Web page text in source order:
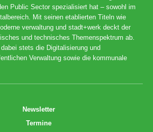
Public Sector spezialisiert hat – sowohl im
Mit seinen etablierten Titeln wie
verwaltung und stadt+werk deckt der
und technisches Themenspektrum ab.
stets die Digitalisierung und
Verwaltung sowie die kommunale
Newsletter
Termine